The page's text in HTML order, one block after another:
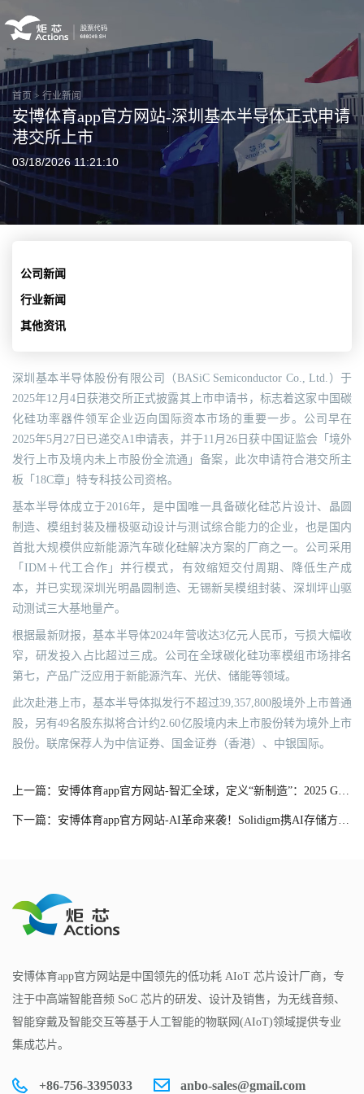
首页 > 行业新闻
安博体育app官方网站-深圳基本半导体正式申请
港交所上市
03/18/2026 11:21:10
公司新闻
行业新闻
其他资讯
深圳基本半导体股份有限公司（BASiC Semiconductor Co., Ltd.）于
2025年12月4日获港交所正式披露其上市申请书，标志着这家中国碳
化硅功率器件领军企业迈向国际资本市场的重要一步。公司早在
2025年5月27日已递交A1申请表，并于11月26日获中国证监会「境外
发行上市及境内未上市股份全流通」备案，此次申请符合港交所主
板「18C章」特专科技公司资格。
基本半导体成立于2016年，是中国唯一具备碳化硅芯片设计、晶圆
制造、模组封装及栅极驱动设计与测试综合能力的企业，也是国内
首批大规模供应新能源汽车碳化硅解决方案的厂商之一。公司采用
「IDM＋代工合作」并行模式，有效缩短交付周期、降低生产成
本，并已实现深圳光明晶圆制造、无锡新吴模组封装、深圳坪山驱
动测试三大基地量产。
根据最新财报，基本半导体2024年营收达3亿元人民币，亏损大幅收
窄，研发投入占比超过三成。公司在全球碳化硅功率模组市场排名
第七，产品广泛应用于新能源汽车、光伏、储能等领域。
此次赴港上市，基本半导体拟发行不超过39,357,800股境外上市普通
股，另有49名股东拟将合计约2.60亿股境内未上市股份转为境外上市
股份。联席保荐人为中信证券、国金证券（香港）、中银国际。
上一篇：安博体育app官方网站-智汇全球，定义“新制造”：2025 GIS全球创新展描绘大湾区消费电子新蓝图
下一篇：安博体育app官方网站-AI革命来袭！Solidigm携AI存储方案亮相MTS2026
安博体育app官方网站是中国领先的低功耗 AIoT 芯片设计厂商，专
注于中高端智能音频 SoC 芯片的研发、设计及销售，为无线音频、
智能穿戴及智能交互等基于人工智能的物联网(AIoT)领域提供专业
集成芯片。
+86-756-3395033 anbo-sales@gmail.com